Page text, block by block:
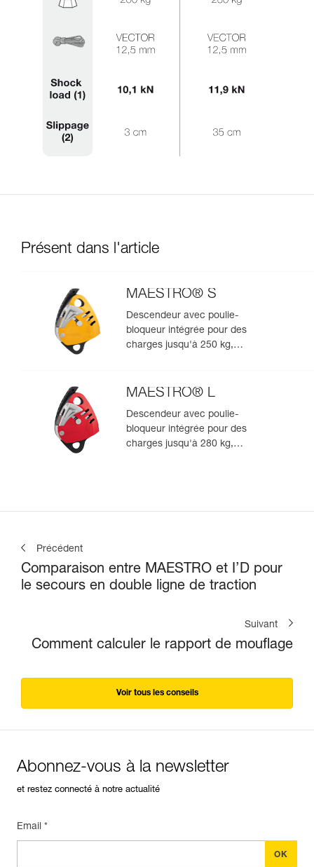
Présent dans l'article
MAESTRO® S
Descendeur avec poulie-
bloqueur intégrée pour des
charges jusqu'à 250 kg,
MAESTRO® L
Descendeur avec poulie-
bloqueur intégrée pour des
charges jusqu'à 280 kg,
Précédent
Comparaison entre MAESTRO et I’D pour
le secours en double ligne de traction
Suivant
Comment calculer le rapport de mouflage
Voir tous les conseils
Abonnez-vous à la newsletter
et restez connecté à notre actualité
Email *